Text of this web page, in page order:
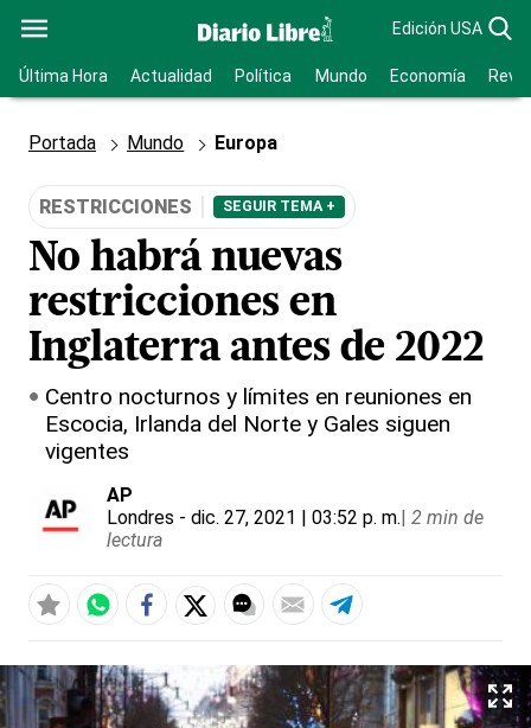
Edición USA
Última Hora Actualidad Política Mundo Economía
Portada Mundo Europa
RESTRICCIONES SEGUIR TEMA +
No habrá nuevas
restricciones en
Inglaterra antes de 2022
Centro nocturnos y límites en reuniones en
Escocia, Irlanda del Norte y Gales siguen
vigentes
AP
Londres - dic. 27, 2021 | 03:52 p. m.| 2 min de
lectura